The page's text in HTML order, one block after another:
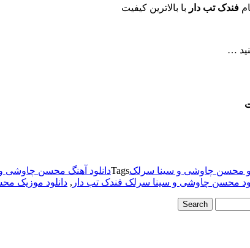
فندک تب دار با بالاترین کیفیت
…
محسن چاوشی و سینا سرلکTagsدانلود آهنگ محسن چاوشی
محسن چاوشی و سینا سرلک فندک تب دار , دانلود موزیک